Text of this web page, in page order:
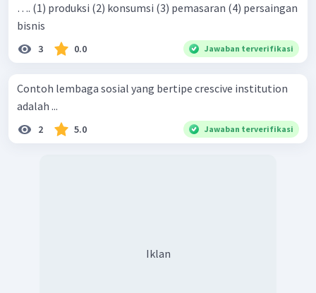
…. (1) produksi (2) konsumsi (3) pemasaran (4) persaingan
bisnis
3 0.0 Jawaban terverifikasi
Contoh lembaga sosial yang bertipe crescive institution
adalah ...
2 5.0 Jawaban terverifikasi
Iklan